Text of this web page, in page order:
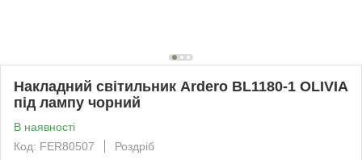
Накладний світильник Ardero BL1180-1 OLIVIA
під лампу чорний
В наявності
Код: FER80507
Роздріб